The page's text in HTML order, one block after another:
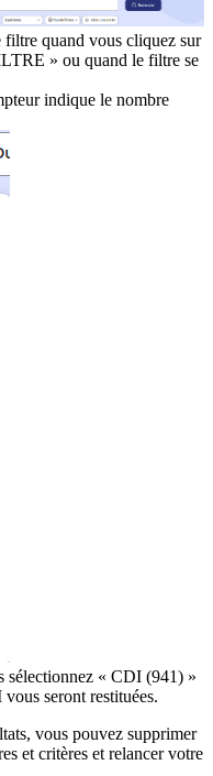
filtre quand vous cliquez sur
» ou quand le filtre se
indique le nombre
sélectionnez « CDI (941) »
seront restituées.
vous pouvez supprimer
et critères et relancer votre